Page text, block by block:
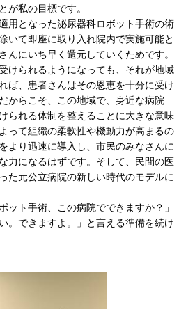
が私の目標です。
用となった泌尿器科ロボット手術の術
いて即座に取り入れ院内で実施可能と
んにいち早く還元していくためです。
けられるようになっても、それが地域
ば、患者さんはその恩恵を十分に受け
からこそ、この地域で、身近な病院
られる体制を整えることに大きな意味
って組織の柔軟性や機動力が高まるの
より迅速に導入し、市民のみなさんに
力になるはずです。そして、民間の医
た元公立病院の新しい時代のモデルに
ット手術、この病院でできますか？」
。できますよ。」と言える準備を続け